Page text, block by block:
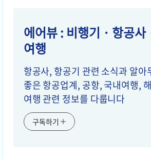
에어뷰 : 비행기 · 항공사
여행
항공사, 항공기 관련 소식과 알아
좋은 항공업계, 공항, 국내여행,
여행 관련 정보를 다룹니다
구독하기